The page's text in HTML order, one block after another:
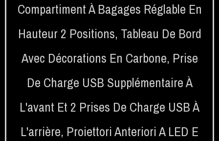
Compartiment À Bagages Réglable En
Hauteur 2 Positions, Tableau De Bord
Avec Décorations En Carbone, Prise
De Charge USB Supplémentaire À
L'avant Et 2 Prises De Charge USB À
L'arrière, Proiettori Anteriori A LED E